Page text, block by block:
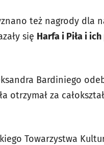
też nagrody dla
się Harfa i Piła i
Bardiniego
otrzymał za
Towarzystwa